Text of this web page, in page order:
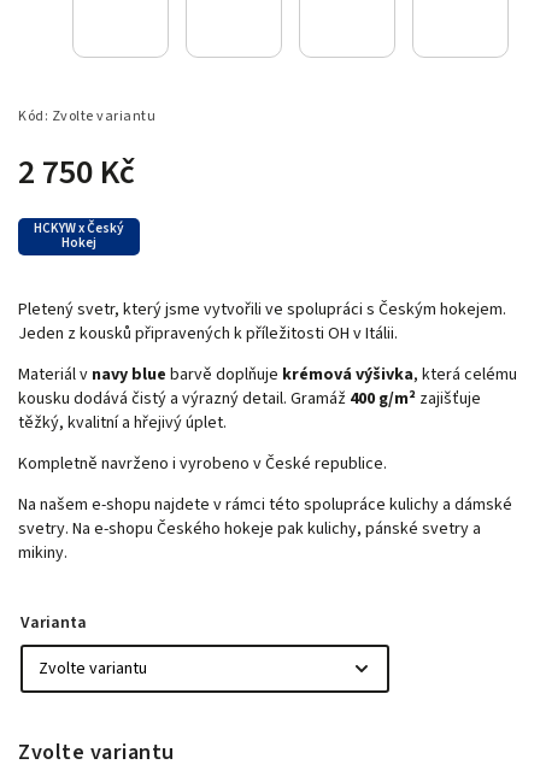
Kód: Zvolte variantu
2 750 Kč
Pletený svetr, který jsme vytvořili ve spolupráci s Českým hokejem.
Jeden z kousků připravených k příležitosti OH v Itálii.
Materiál v navy blue barvě doplňuje krémová výšivka, která celému
kousku dodává čistý a výrazný detail. Gramáž 400 g/m² zajišťuje
těžký, kvalitní a hřejivý úplet.
Kompletně navrženo i vyrobeno v České republice.
Na našem e‑shopu najdete v rámci této spolupráce kulichy a dámské
svetry. Na e‑shopu Českého hokeje pak kulichy, pánské svetry a
mikiny.
HCKYW x Český
Hokej
Varianta
Zvolte variantu